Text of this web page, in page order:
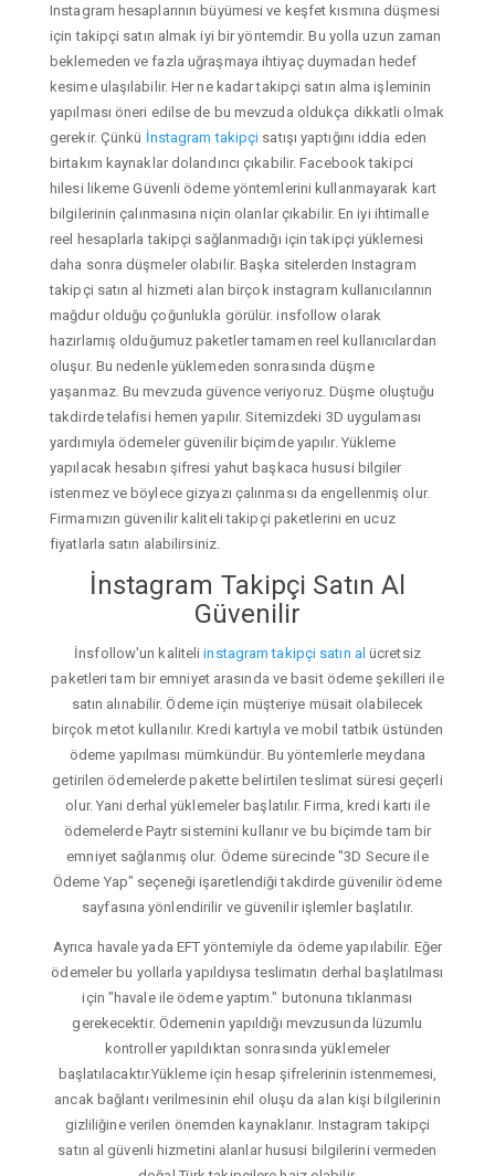
Instagram hesaplarının büyümesi ve keşfet kısmına düşmesi
için takipçi satın almak iyi bir yöntemdir. Bu yolla uzun zaman
beklemeden ve fazla uğraşmaya ihtiyaç duymadan hedef
kesime ulaşılabilir. Her ne kadar takipçi satın alma işleminin
yapılması öneri edilse de bu mevzuda oldukça dikkatli olmak
gerekir. Çünkü İnstagram takipçi satışı yaptığını iddia eden
birtakım kaynaklar dolandırıcı çıkabilir. Facebook takipci
hilesi likeme Güvenli ödeme yöntemlerini kullanmayarak kart
bilgilerinin çalınmasına niçin olanlar çıkabilir. En iyi ihtimalle
reel hesaplarla takipçi sağlanmadığı için takipçi yüklemesi
daha sonra düşmeler olabilir. Başka sitelerden Instagram
takipçi satın al hizmeti alan birçok instagram kullanıcılarının
mağdur olduğu çoğunlukla görülür. insfollow olarak
hazırlamış olduğumuz paketler tamamen reel kullanıcılardan
oluşur. Bu nedenle yüklemeden sonrasında düşme
yaşanmaz. Bu mevzuda güvence veriyoruz. Düşme oluştuğu
takdirde telafisi hemen yapılır. Sitemizdeki 3D uygulaması
yardımıyla ödemeler güvenilir biçimde yapılır. Yükleme
yapılacak hesabın şifresi yahut başkaca hususi bilgiler
istenmez ve böylece gizyazı çalınması da engellenmiş olur.
Firmamızın güvenilir kaliteli takipçi paketlerini en ucuz
fiyatlarla satın alabilirsiniz.
İnstagram Takipçi Satın Al
Güvenilir
İnsfollow'un kaliteliinstagram takipçi satın al ücretsiz
paketleri tam bir emniyet arasında ve basit ödeme şekilleri ile
satın alınabilir. Ödeme için müşteriye müsait olabilecek
birçok metot kullanılır. Kredi kartıyla ve mobil tatbik üstünden
ödeme yapılması mümkündür. Bu yöntemlerle meydana
getirilen ödemelerde pakette belirtilen teslimat süresi geçerli
olur. Yani derhal yüklemeler başlatılır. Firma, kredi kartı ile
ödemelerde Paytr sistemini kullanır ve bu biçimde tam bir
emniyet sağlanmış olur. Ödeme sürecinde "3D Secure ile
Ödeme Yap" seçeneği işaretlendiği takdirde güvenilir ödeme
sayfasına yönlendirilir ve güvenilir işlemler başlatılır.
Ayrıca havale yada EFT yöntemiyle da ödeme yapılabilir. Eğer
ödemeler bu yollarla yapıldıysa teslimatın derhal başlatılması
için "havale ile ödeme yaptım." butonuna tıklanması
gerekecektir. Ödemenin yapıldığı mevzusunda lüzumlu
kontroller yapıldıktan sonrasında yüklemeler
başlatılacaktır.Yükleme için hesap şifrelerinin istenmemesi,
ancak bağlantı verilmesinin ehil oluşu da alan kişi bilgilerinin
gizliliğine verilen önemden kaynaklanır. Instagram takipçi
satın al güvenli hizmetini alanlar hususi bilgilerini vermeden